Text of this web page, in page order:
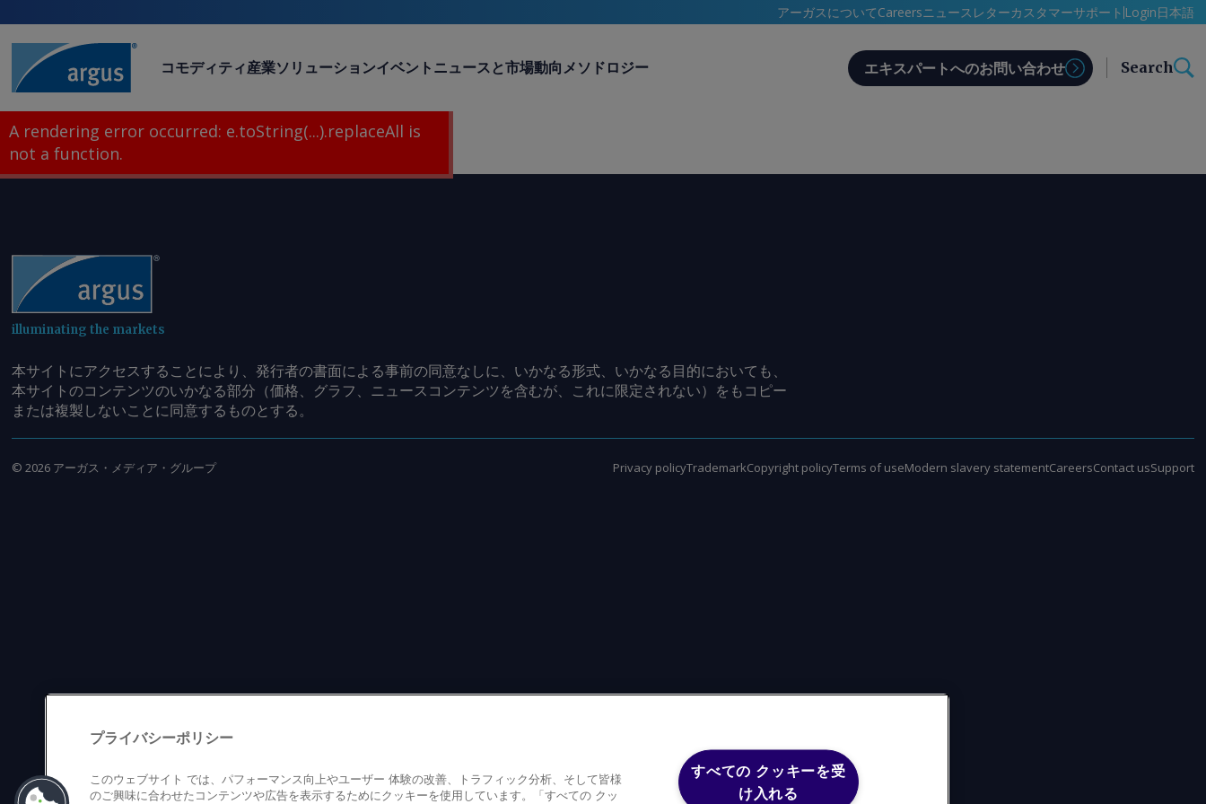
アーガスについてCareersニュースレターカスタマーサポート Login日本語
コモディティ産業ソリューションイベント ニュースと市場動向メソドロジー エキスパートへのお問い合わせ Search
A rendering error occurred: e.toString(...).replaceAll is
not a function.
illuminating the markets
本サイトにアクセスすることにより、発行者の書面による事前の同意なしに、いかなる形式、いかなる目的においても、
本サイトのコンテンツのいかなる部分（価格、グラフ、ニュースコンテンツを含むが、これに限定されない）をもコピー
または複製しないことに同意するものとする。
© 2026 アーガス・メディア・グループ Privacy policyTrademarkCopyright policyTerms of useModern slavery statementCareersContact usSupport
プライバシーポリシー
このウェブサイト では、パフォーマンス向上やユーザー 体験の改善、トラフィック分析、そして皆様
のご興味に合わせたコンテンツや広告を表示するためにクッキーを使用しています。「すべての クッ
すべての クッキーを受
け入れる